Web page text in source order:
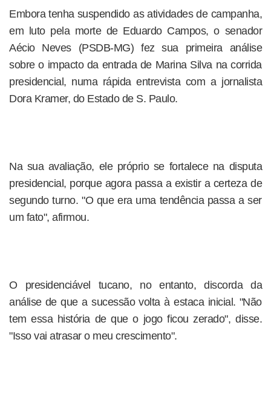
Embora tenha suspendido as atividades de campanha,
em luto pela morte de Eduardo Campos, o senador
Aécio Neves (PSDB-MG) fez sua primeira análise
sobre o impacto da entrada de Marina Silva na corrida
presidencial, numa rápida entrevista com a jornalista
Dora Kramer, do Estado de S. Paulo.
Na sua avaliação, ele próprio se fortalece na disputa
presidencial, porque agora passa a existir a certeza de
segundo turno. "O que era uma tendência passa a ser
um fato", afirmou.
O presidenciável tucano, no entanto, discorda da
análise de que a sucessão volta à estaca inicial. "Não
tem essa história de que o jogo ficou zerado", disse.
"Isso vai atrasar o meu crescimento".